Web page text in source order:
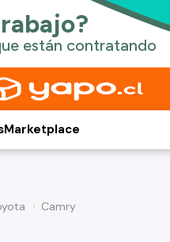
Marketplace
Camry